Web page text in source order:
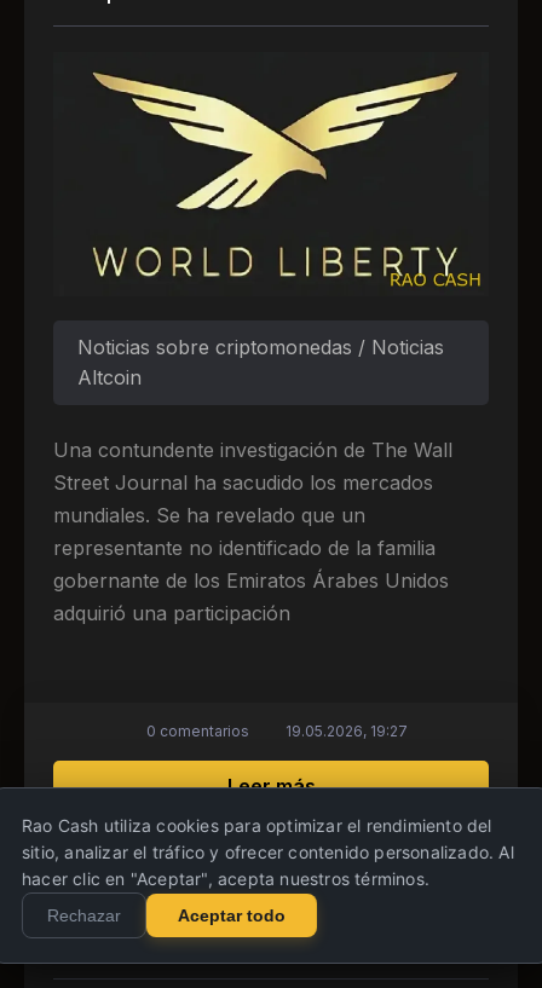
Noticias sobre criptomonedas / Noticias
Altcoin
Una contundente investigación de The Wall
Street Journal ha sacudido los mercados
mundiales. Se ha revelado que un
representante no identificado de la familia
gobernante de los Emiratos Árabes Unidos
adquirió una participación
Leer mássobre Un miembro de
0 comentarios 19.05.2026, 19:27
Ripple aparece en primera plana del New
York Times
Rao Cash utiliza cookies para optimizar el rendimiento del
sitio, analizar el tráfico y ofrecer contenido personalizado. Al
hacer clic en "Aceptar", acepta nuestros términos.
Rechazar Aceptar todo